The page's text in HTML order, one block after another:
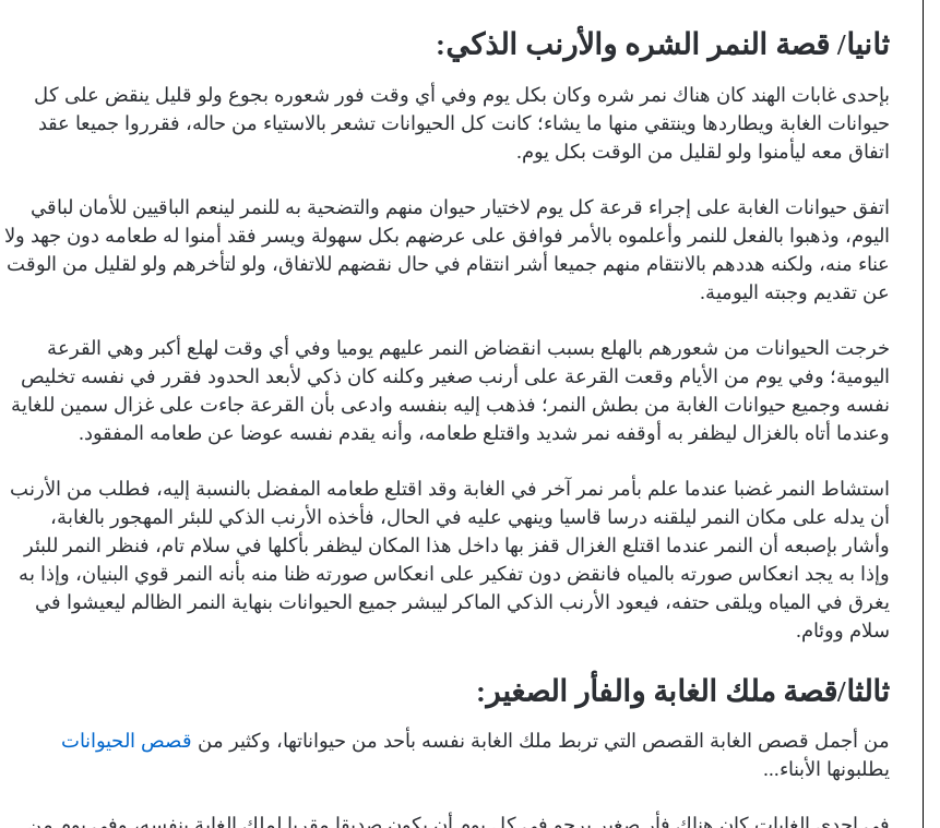
ثانيا/ قصة النمر الشره والأرنب الذكي:
بإحدى غابات الهند كان هناك نمر شره وكان بكل يوم وفي أي وقت فور شعوره بجوع ولو قليل ينقض على كل
حيوانات الغابة ويطاردها وينتقي منها ما يشاء؛ كانت كل الحيوانات تشعر بالاستياء من حاله، فقرروا جميعا عقد
اتفاق معه ليأمنوا ولو لقليل من الوقت بكل يوم.
اتفق حيوانات الغابة على إجراء قرعة كل يوم لاختيار حيوان منهم والتضحية به للنمر لينعم الباقيين للأمان لباقي
اليوم، وذهبوا بالفعل للنمر وأعلموه بالأمر فوافق على عرضهم بكل سهولة ويسر فقد أمنوا له طعامه دون جهد ولا
عناء منه، ولكنه هددهم بالانتقام منهم جميعا أشر انتقام في حال نقضهم للاتفاق، ولو لتأخرهم ولو لقليل من الوقت
عن تقديم وجبته اليومية.
خرجت الحيوانات من شعورهم بالهلع بسبب انقضاض النمر عليهم يوميا وفي أي وقت لهلع أكبر وهي القرعة
اليومية؛ وفي يوم من الأيام وقعت القرعة على أرنب صغير وكلنه كان ذكي لأبعد الحدود فقرر في نفسه تخليص
نفسه وجميع حيوانات الغابة من بطش النمر؛ فذهب إليه بنفسه وادعى بأن القرعة جاءت على غزال سمين للغاية
وعندما أتاه بالغزال ليظفر به أوقفه نمر شديد واقتلع طعامه، وأنه يقدم نفسه عوضا عن طعامه المفقود.
استشاط النمر غضبا عندما علم بأمر نمر آخر في الغابة وقد اقتلع طعامه المفضل بالنسبة إليه، فطلب من الأرنب
أن يدله على مكان النمر ليلقنه درسا قاسيا وينهي عليه في الحال، فأخذه الأرنب الذكي للبئر المهجور بالغابة،
وأشار بإصبعه أن النمر عندما اقتلع الغزال قفز بها داخل هذا المكان ليظفر بأكلها في سلام تام، فنظر النمر للبئر
وإذا به يجد انعكاس صورته بالمياه فانقض دون تفكير على انعكاس صورته ظنا منه بأنه النمر قوي البنيان، وإذا به
يغرق في المياه ويلقى حتفه، فيعود الأرنب الذكي الماكر ليبشر جميع الحيوانات بنهاية النمر الظالم ليعيشوا في
سلام ووئام.
ثالثا/قصة ملك الغابة والفأر الصغير:
من أجمل قصص الغابة القصص التي تربط ملك الغابة نفسه بأحد من حيواناتها، وكثير من قصص الحيوانات
يطلبونها الأبناء…